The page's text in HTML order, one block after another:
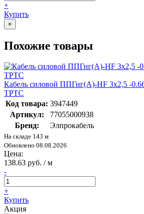
+
Купить
×
Похожие товары
Кабель силовой ППГнг(А)-HF 3х2,5 -
ТРТС
Код товара: 3947449
Артикул:
77055000938
Бренд:
Элпрокабель
На складе 143 м
Обновлено 08.08.2026
Цена:
138.63 руб. / м
-
+
Купить
Акция